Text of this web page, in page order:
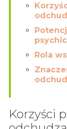
Rola
Korzyści